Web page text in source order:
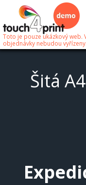
Toto je pouze ukázkový web.
objednávky nebudou vyřízeny.
Šitá